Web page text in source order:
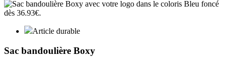
Article durable
Sac bandoulière Boxy